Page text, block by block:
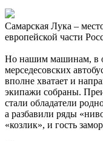
Самарская Лука –
европейской части
Но нашим машинам, в
мерседесовских
вполне хватает и
экипажи собраны.
стали обладатели
а разбавили ряды
«козлик», и гость